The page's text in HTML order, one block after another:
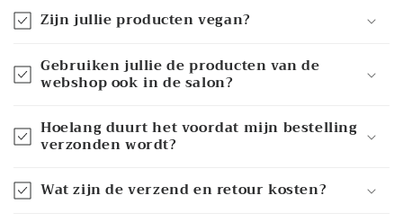
Zijn jullie producten vegan?
Gebruiken jullie de producten van de
webshop ook in de salon?
Hoelang duurt het voordat mijn bestelling
verzonden wordt?
Wat zijn de verzend en retour kosten?